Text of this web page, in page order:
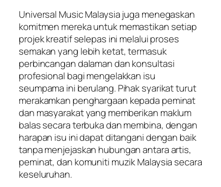
Universal Music Malaysia juga menegaskan
komitmen mereka untuk memastikan setiap
projek kreatif selepas ini melalui proses
semakan yang lebih ketat, termasuk
perbincangan dalaman dan konsultasi
profesional bagi mengelakkan isu
seumpama ini berulang. Pihak syarikat turut
merakamkan penghargaan kepada peminat
dan masyarakat yang memberikan maklum
balas secara terbuka dan membina, dengan
harapan isu ini dapat ditangani dengan baik
tanpa menjejaskan hubungan antara artis,
peminat, dan komuniti muzik Malaysia secara
keseluruhan.